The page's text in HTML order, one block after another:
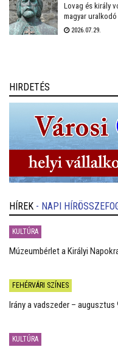
LÁSZLÓ
Lovag és király
magyar
menedéket adó
2026.07.29.
HIRDETÉS
HÍREK - NAPI
KULTÚRA
Múzeumbérlet a Királyi
FEHÉRVÁRI SZÍNES
Irány a vadszeder –
KULTÚRA